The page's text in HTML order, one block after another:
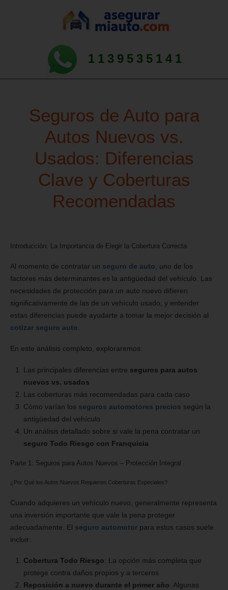
1139535141
Seguros de Auto para
Autos Nuevos vs.
Usados: Diferencias
Clave y Coberturas
Recomendadas
Introducción: La Importancia de Elegir la Cobertura Correcta
Al momento de contratar un seguro de auto, uno de los
factores más determinantes es la antigüedad del vehículo. Las
necesidades de protección para un auto nuevo difieren
significativamente de las de un vehículo usado, y entender
estas diferencias puede ayudarte a tomar la mejor decisión al
cotizar seguro auto.
En este análisis completo, exploraremos:
Las principales diferencias entre seguros para autos
nuevos vs. usados
Las coberturas más recomendadas para cada caso
Cómo varían los seguros automotores precios según la
antigüedad del vehículo
Un análisis detallado sobre si vale la pena contratar un
seguro Todo Riesgo con Franquicia
Parte 1: Seguros para Autos Nuevos – Protección Integral
¿Por Qué los Autos Nuevos Requieren Coberturas Especiales?
Cuando adquieres un vehículo nuevo, generalmente representa
una inversión importante que vale la pena proteger
adecuadamente. El seguro automotor para estos casos suele
incluir:
Cobertura Todo Riesgo: La opción más completa que
protege contra daños propios y a terceros
Reposición a nuevo durante el primer año: Algunas